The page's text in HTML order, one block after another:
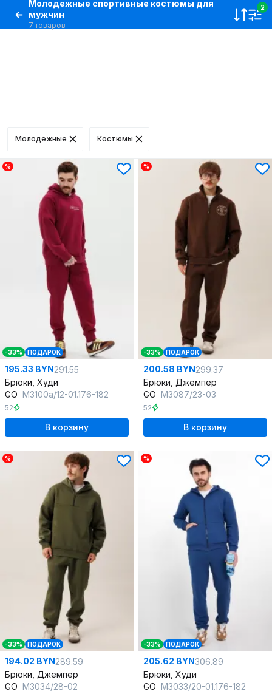
Молодежные спортивные костюмы для
мужчин
7 товаров
2
Молодежные Костюмы
%
-33% ПОДАРОК
195.33 BYN291.55
Брюки, Худи
GO M3100а/12-01.176-182
52
В корзину
%
-33% ПОДАРОК
200.58 BYN299.37
Брюки, Джемпер
GO M3087/23-03
52
В корзину
%
-33% ПОДАРОК
194.02 BYN289.59
Брюки, Джемпер
GO M3034/28-02
%
-33% ПОДАРОК
205.62 BYN306.89
Брюки, Худи
GO M3033/20-01.176-182